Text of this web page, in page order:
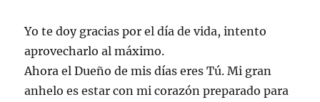
Yo te doy gracias por el día de vida, intento
aprovecharlo al máximo.
Ahora el Dueño de mis días eres Tú. Mi gran
anhelo es estar con mi corazón preparado para